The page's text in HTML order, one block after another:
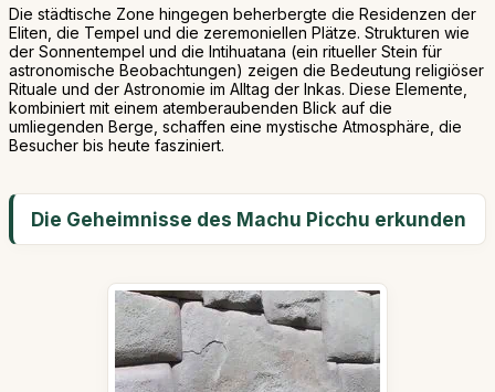
Die städtische Zone hingegen beherbergte die Residenzen der
Eliten, die Tempel und die zeremoniellen Plätze. Strukturen wie
der Sonnentempel und die Intihuatana (ein ritueller Stein für
astronomische Beobachtungen) zeigen die Bedeutung religiöser
Rituale und der Astronomie im Alltag der Inkas. Diese Elemente,
kombiniert mit einem atemberaubenden Blick auf die
umliegenden Berge, schaffen eine mystische Atmosphäre, die
Besucher bis heute fasziniert.
Die Geheimnisse des Machu Picchu erkunden